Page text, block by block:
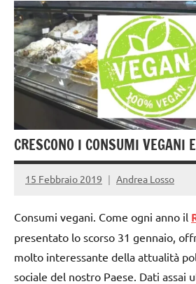
gelato
artigianale
CRESCONO I CONSUMI VEGANI
15 Febbraio 2019 Andrea Losso
Consumi vegani. Come ogni anno il
presentato lo scorso 31 gennaio,
molto interessante della attualità
sociale del nostro Paese. Dati assai